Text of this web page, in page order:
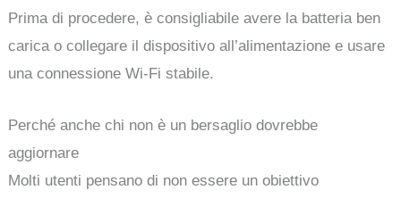
Prima di procedere, è consigliabile avere la batteria ben
carica o collegare il dispositivo all’alimentazione e usare
una connessione Wi‑Fi stabile.
Perché anche chi non è un bersaglio dovrebbe
aggiornare
Molti utenti pensano di non essere un obiettivo